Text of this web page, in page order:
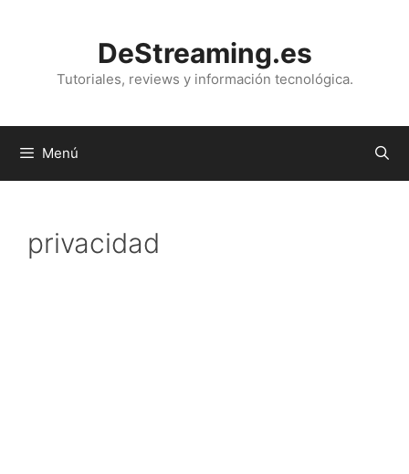
DeStreaming.es
Tutoriales, reviews y información tecnológica.
Menú
privacidad